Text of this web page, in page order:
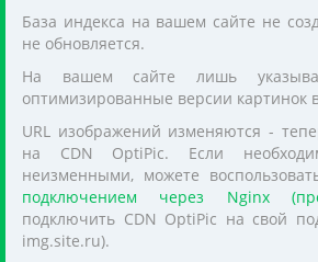
База индекса на вашем сайте не
не обновляется.
На вашем сайте лишь
оптимизированные версии картинок
URL изображений изменяются -
на CDN OptiPic. Если
неизменными, можете
подключением через Nginx
подключить CDN OptiPic на свой
img.site.ru).